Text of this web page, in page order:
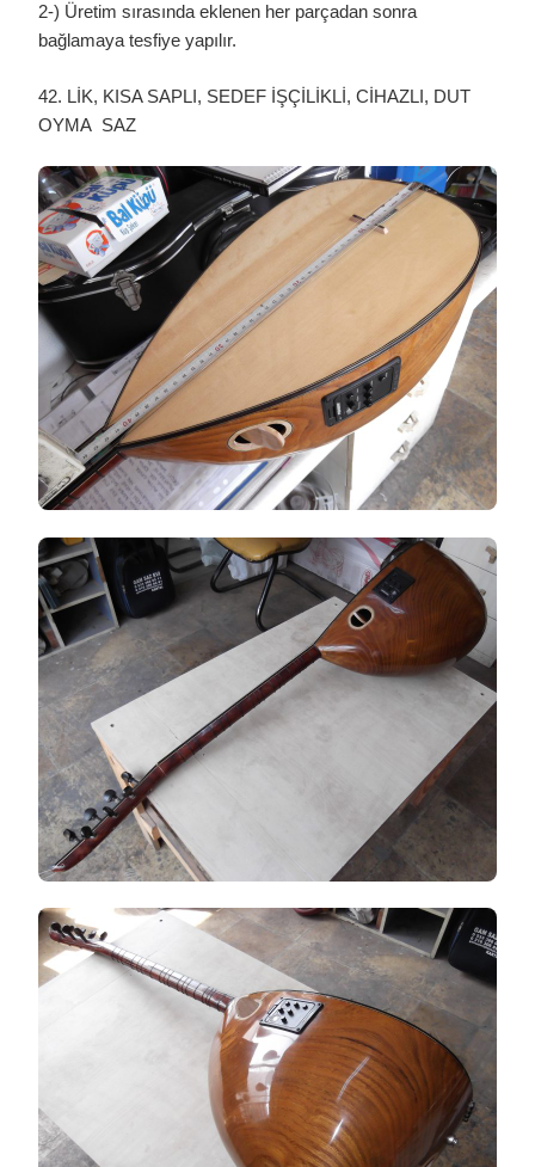
2-) Üretim sırasında eklenen her parçadan sonra
bağlamaya tesfiye yapılır.
42. LİK, KISA SAPLI, SEDEF İŞÇİLİKLİ, CİHAZLI, DUT
OYMA SAZ